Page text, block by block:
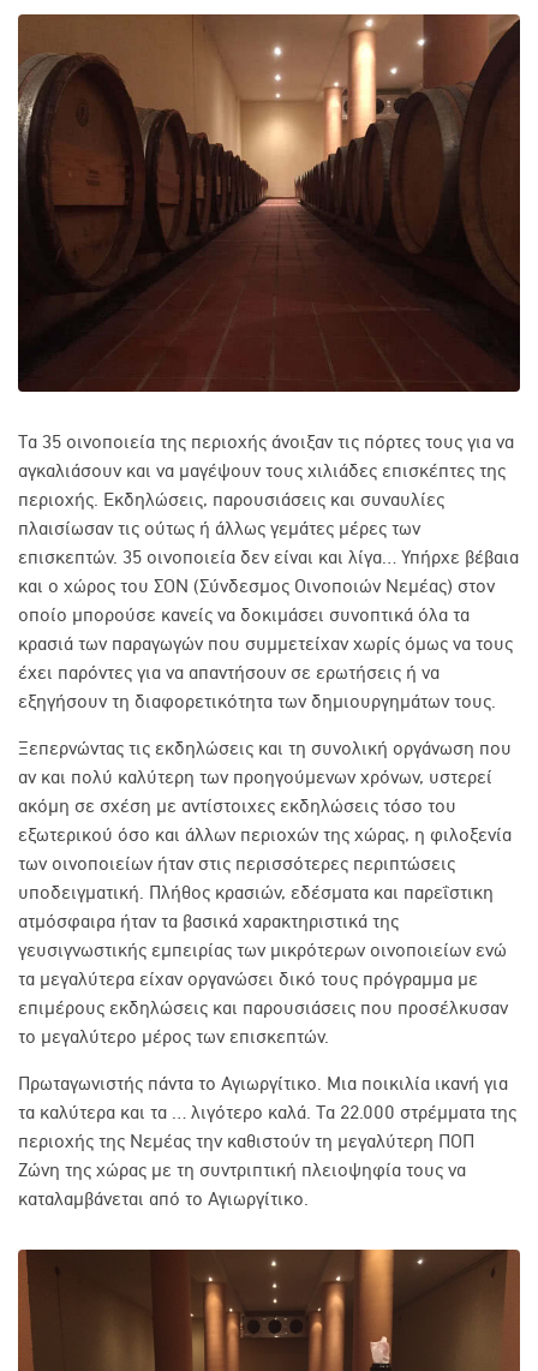
Τα 35 οινοποιεία της περιοχής άνοιξαν τις πόρτες τους για να
αγκαλιάσουν και να μαγέψουν τους χιλιάδες επισκέπτες της
περιοχής. Εκδηλώσεις, παρουσιάσεις και συναυλίες
πλαισίωσαν τις ούτως ή άλλως γεμάτες μέρες των
επισκεπτών. 35 οινοποιεία δεν είναι και λίγα… Υπήρχε βέβαια
και ο χώρος του ΣΟΝ (Σύνδεσμος Οινοποιών Νεμέας) στον
οποίο μπορούσε κανείς να δοκιμάσει συνοπτικά όλα τα
κρασιά των παραγωγών που συμμετείχαν χωρίς όμως να τους
έχει παρόντες για να απαντήσουν σε ερωτήσεις ή να
εξηγήσουν τη διαφορετικότητα των δημιουργημάτων τους.
Ξεπερνώντας τις εκδηλώσεις και τη συνολική οργάνωση που
αν και πολύ καλύτερη των προηγούμενων χρόνων, υστερεί
ακόμη σε σχέση με αντίστοιχες εκδηλώσεις τόσο του
εξωτερικού όσο και άλλων περιοχών της χώρας, η φιλοξενία
των οινοποιείων ήταν στις περισσότερες περιπτώσεις
υποδειγματική. Πλήθος κρασιών, εδέσματα και παρεΐστικη
ατμόσφαιρα ήταν τα βασικά χαρακτηριστικά της
γευσιγνωστικής εμπειρίας των μικρότερων οινοποιείων ενώ
τα μεγαλύτερα είχαν οργανώσει δικό τους πρόγραμμα με
επιμέρους εκδηλώσεις και παρουσιάσεις που προσέλκυσαν
το μεγαλύτερο μέρος των επισκεπτών.
Πρωταγωνιστής πάντα το Αγιωργίτικο. Μια ποικιλία ικανή για
τα καλύτερα και τα … λιγότερο καλά. Τα 22.000 στρέμματα της
περιοχής της Νεμέας την καθιστούν τη μεγαλύτερη ΠΟΠ
Ζώνη της χώρας με τη συντριπτική πλειοψηφία τους να
καταλαμβάνεται από το Αγιωργίτικο.